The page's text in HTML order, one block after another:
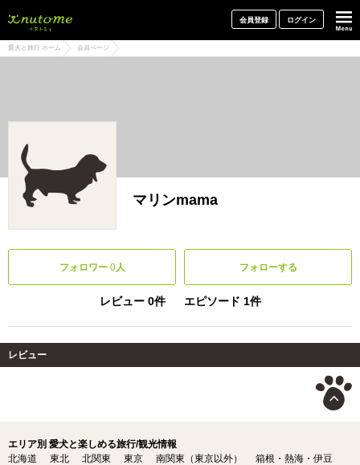
会員登録 ログイン
愛犬と旅行 ホーム 会員ページ
マリンmama
フォロワー 0人 フォローする
レビュー 0件 エピソード 1件
レビュー
エリア別 愛犬と楽しめる旅行/観光情報
北海道
東北 北関東 東京 南関東（東京以外）
箱根・熱海・伊豆